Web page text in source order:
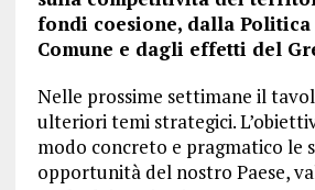
fondi coesione, dalla
Comune e dagli effetti del
Nelle prossime settimane il
ulteriori temi strategici.
modo concreto e pragmatico le
opportunità del nostro Paese,